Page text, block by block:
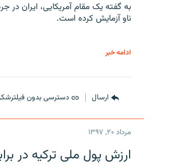
به گفته یک مقام آمریکایی، ایران
ناو آزمایش کرده است.
ادامه خبر
ارسال دسترسی بدون
مرداد ۲۰, ۱۳۹۷
ارزش پول ملی ترکیه در برابر دلار